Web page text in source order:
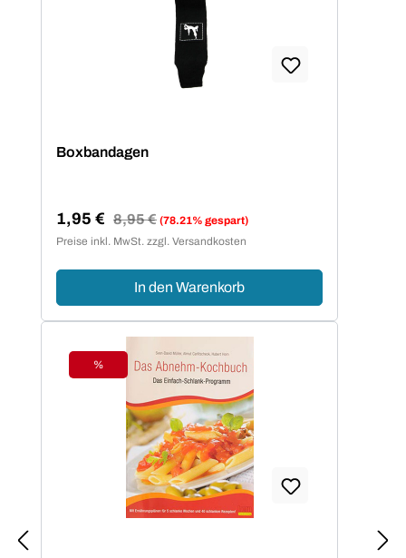
Boxbandagen
Verkaufspreis:
1,95 € Regulärer Preis:
8,95 € (78.21% gespart)
Preise inkl. MwSt. zzgl. Versandkosten
In den Warenkorb
Rabatt
%